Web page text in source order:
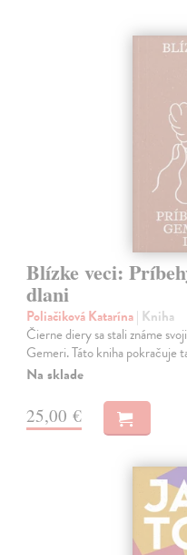
Blízke veci:
dlani
Poliačiková Katarína| Kniha
Čierne diery sa stali známe
Gemeri. Táto kniha pokračuje
Na sklade
25,00 €